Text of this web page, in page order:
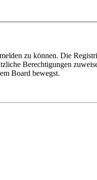
zu können. Die
Berechtigungen
Board bewegst.